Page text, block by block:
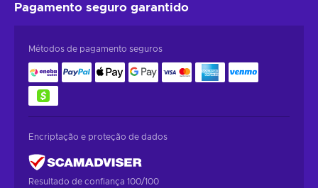
Pagamento seguro garantido
Métodos de pagamento seguros
Encriptação e proteção de dados
Resultado de confiança 100/100